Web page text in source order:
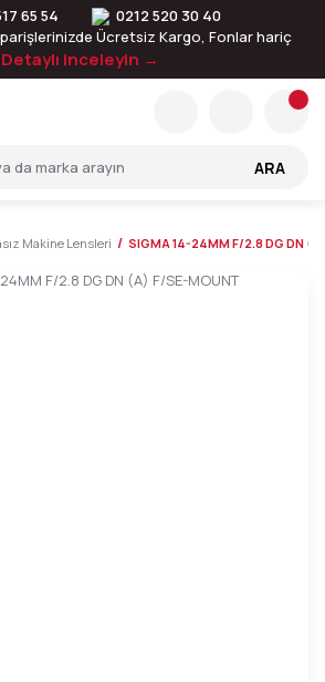
65 54
0212 520 30 40
Ücretsiz Kargo, Fonlar hariç
Detaylı inceleyin →
ARA
Makine Lensleri SIGMA 14-24MM F/2.8 DG DN